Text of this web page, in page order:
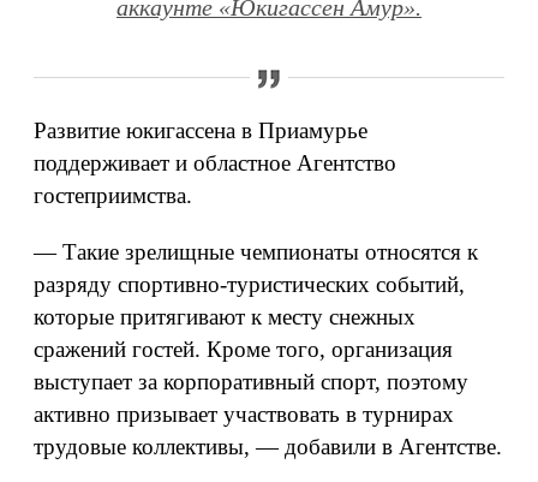
аккаунте «Юкигассен Амур».
Развитие юкигассена в Приамурье
поддерживает и областное Агентство
гостеприимства.
— Такие зрелищные чемпионаты относятся к
разряду спортивно-туристических событий,
которые притягивают к месту снежных
сражений гостей. Кроме того, организация
выступает за корпоративный спорт, поэтому
активно призывает участвовать в турнирах
трудовые коллективы, — добавили в Агентстве.